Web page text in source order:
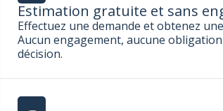
Estimation gratuite et sans
Effectuez une demande et obtenez
Aucun engagement, aucune
décision.